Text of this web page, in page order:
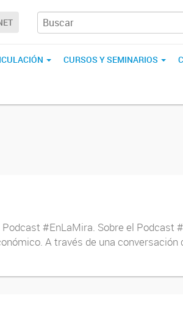
CURSOS Y SEMINARIOS
#EnLaMira. Sobre el Podcast
A través de una conversación